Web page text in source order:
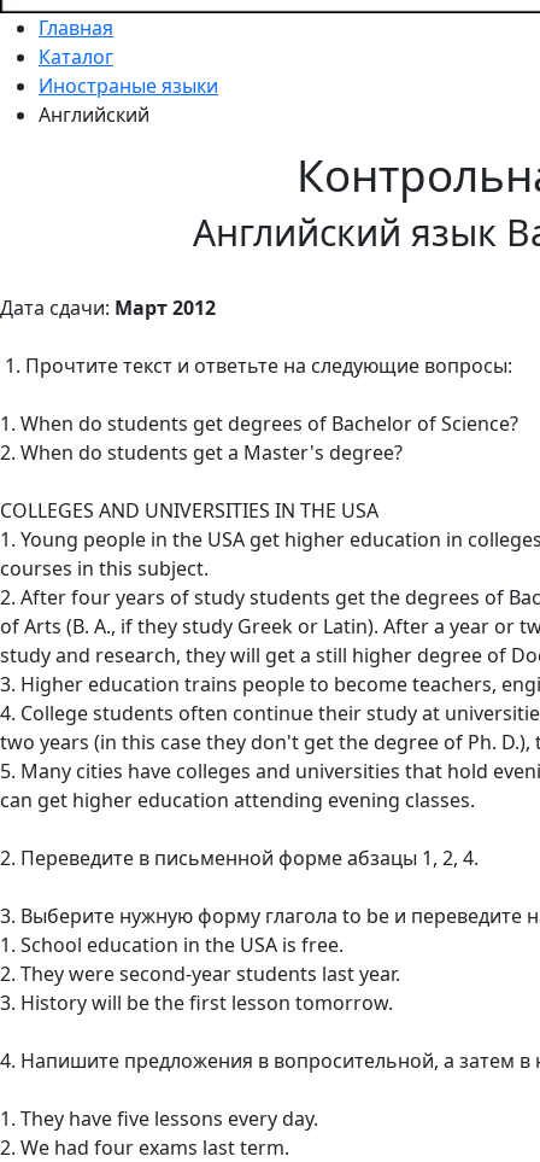
Главная
Каталог
Иностраные языки
Английский
Английский язык
Дата сдачи: Март 2012
1. Прочтите текст и ответьте на следующие вопросы:
1. When do students get degrees of Bachelor of Science?
2. When do students get a Master's degree?
COLLEGES AND UNIVERSITIES IN THE USA
1. Young people in the USA get higher education in
courses in this subject.
2. After four years of study students get the degrees of
of Arts (B. A., if they study Greek or Latin). After a year
study and research, they will get a still higher degree of
3. Higher education trains people to become teachers,
4. College students often continue their study at
two years (in this case they don't get the degree of Ph.
5. Many cities have colleges and universities that hold
can get higher education attending evening classes.
2. Переведите в письменной форме абзацы 1, 2, 4.
3. Выберите нужную форму глагола to be и переведите
1. School education in the USA is free.
2. They were second-year students last year.
3. History will be the first lesson tomorrow.
4. Напишите предложения в вопросительной, а затем
1. They have five lessons every day.
2. We had four exams last term.